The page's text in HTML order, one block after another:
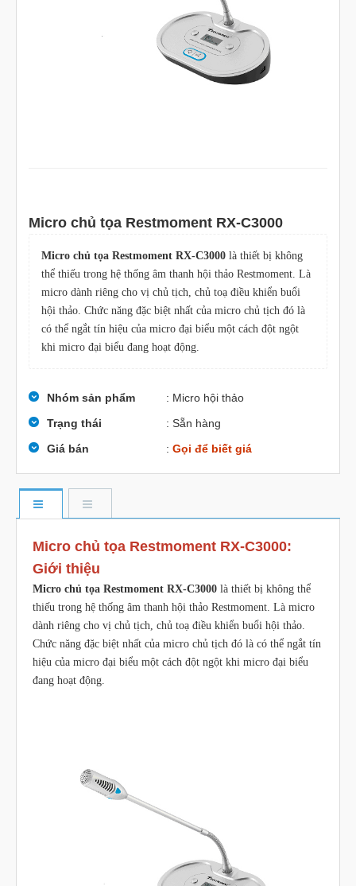
Micro chủ tọa Restmoment RX-C3000
Micro chủ tọa Restmoment RX-C3000 là thiết bị không
thể thiếu trong hệ thống âm thanh hội thảo Restmoment. Là
micro dành riêng cho vị chủ tịch, chủ toạ điều khiển buổi
hội thảo. Chức năng đặc biệt nhất của micro chủ tịch đó là
có thể ngắt tín hiệu của micro đại biểu một cách đột ngột
khi micro đại biểu đang hoạt động.
Nhóm sản phẩm
: Micro hội thảo
Trạng thái
: Sẵn hàng
Giá bán
: Gọi để biết giá
Micro chủ tọa Restmoment RX-C3000:
Giới thiệu
Micro chủ tọa Restmoment RX-C3000 là thiết bị không thể
thiếu trong hệ thống âm thanh hội thảo Restmoment. Là micro
dành riêng cho vị chủ tịch, chủ toạ điều khiển buổi hội thảo.
Chức năng đặc biệt nhất của micro chủ tịch đó là có thể ngắt tín
hiệu của micro đại biểu một cách đột ngột khi micro đại biểu
đang hoạt động.